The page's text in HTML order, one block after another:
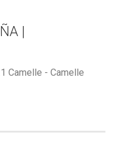
|
Camelle - Camelle